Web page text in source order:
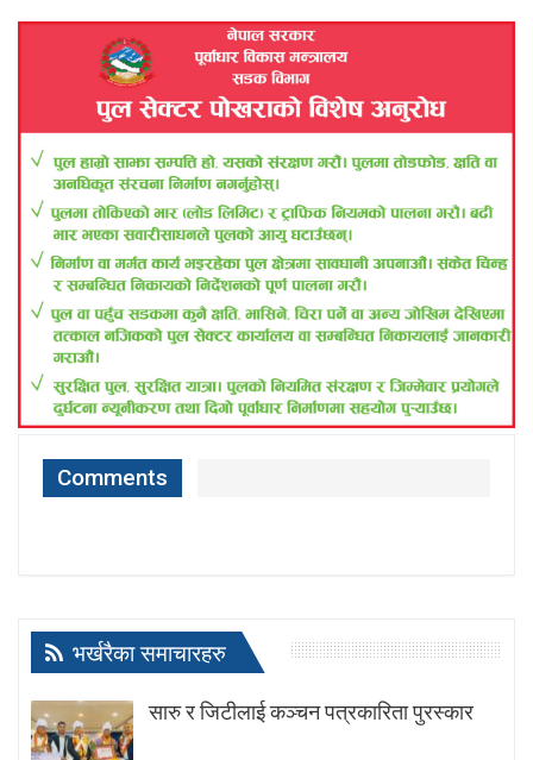
Comments
भर्खरैका समाचारहरु
सारु र जिटीलाई कञ्चन पत्रकारिता पुरस्कार